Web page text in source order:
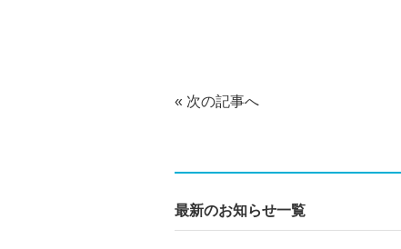
« 次の記事へ
最新のお知らせ一覧